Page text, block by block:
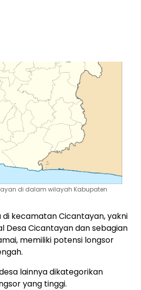
di dalam wilayah Kabupaten
di kecamatan Cicantayan, yakni
Desa Cicantayan dan sebagian
memiliki potensi longsor
lainnya dikategorikan
yang tinggi.